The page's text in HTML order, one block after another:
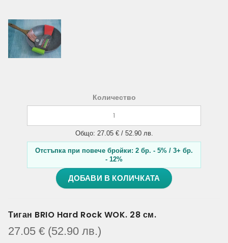
Количество
Общо: 27.05 € / 52.90 лв.
Отстъпка при повече бройки: 2 бр. - 5% / 3+ бр.
- 12%
ДОБАВИ В КОЛИЧКАТА
Тиган BRIO Hard Rock WOK. 28 см.
27.05 € (52.90 лв.)